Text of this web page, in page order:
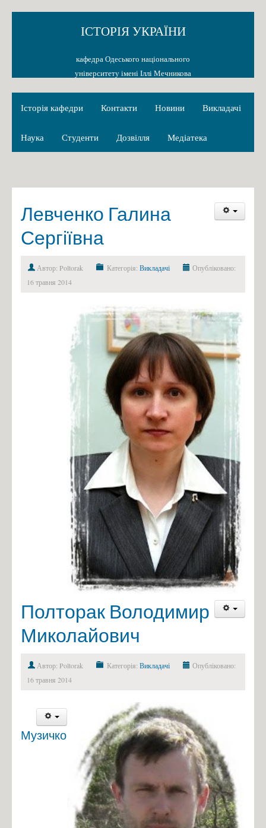
ІСТОРІЯ УКРАЇНИ
кафедра Одеського національного
університету імені Іллі Мечникова
Історія кафедри Контакти Новини Викладачі
Наука Студенти Дозвілля Медіатека
Левченко Галина
Сергіївна
Автор: Poltorak Категорія: Викладачі
Опубліковано:
16 травня 2014
Полторак Володимир
Миколайович
Автор: Poltorak Категорія: Викладачі
Опубліковано:
16 травня 2014
Музичко